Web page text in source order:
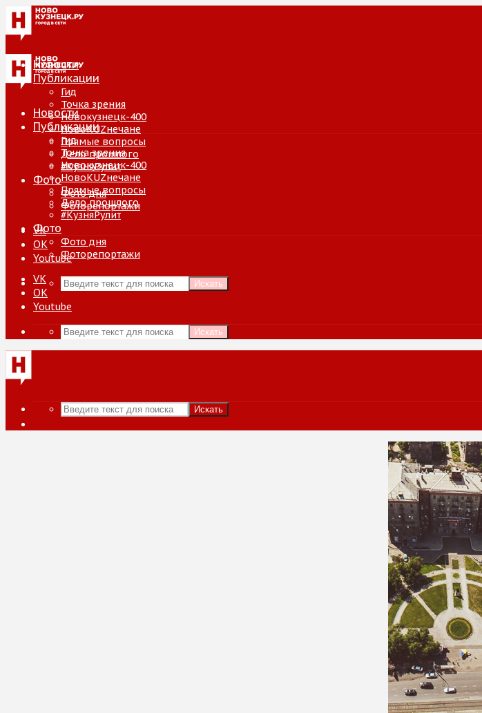
Новости
Публикации
Гид
Точка зрения
Новокузнецк-400
НовоKUZнечане
Прямые вопросы
Дело прошлого
#КузняРулит
Фото
Фото дня
Фоторепортажи
VK
ОК
Youtube
Искать
Новости
Публикации
Гид
Точка зрения
Новокузнецк-400
НовоKUZнечане
Прямые вопросы
Дело прошлого
#КузняРулит
Фото
Фото дня
Фоторепортажи
VK
ОК
Youtube
Искать
Искать